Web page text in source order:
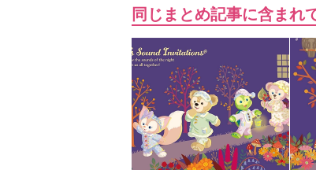
同じまとめ記事に含まれ